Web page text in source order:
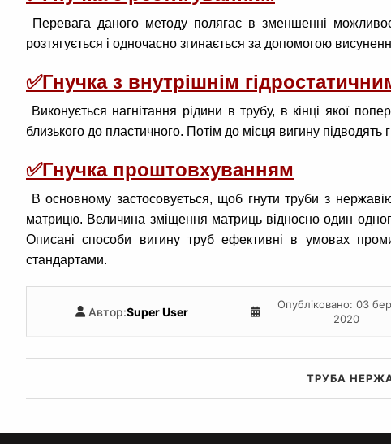
Перевага даного методу полягає в зменшенні
розтягується і одночасно згинається за допомогою
✅Гнучка з внутрішнім
Виконується нагнітання рідини в трубу, в кінці якої
близького до пластичного. Потім до місця вигину підводять
✅Гнучка проштовхуванням
В основному застосовується, щоб гнути труби з
матрицю. Величина зміщення матриць відносно один
Описані способи вигину труб ефективні в умовах
стандартами.
Автор:Super User
Опубліковано: 03
2020
ТРУБА